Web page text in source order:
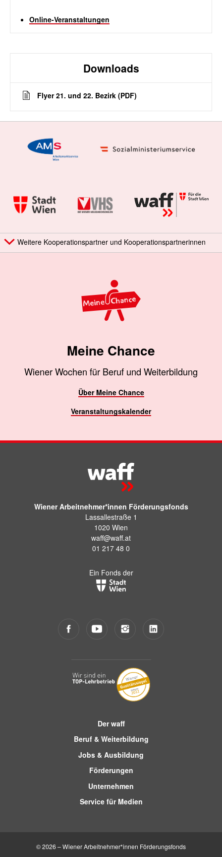
Online-Veranstaltungen
Downloads
Flyer 21. und 22. Bezirk (PDF)
Weitere Kooperationspartner und Kooperationspartnerinnen
Meine Chance
Wiener Wochen für Beruf und Weiterbildung
Über Meine Chance
Veranstaltungskalender
Wiener Arbeitnehmer*innen Förderungsfonds
Lassallestraße 1
1020 Wien
waff@waff.at
01 217 48 0
Ein Fonds der
Der waff
Beruf & Weiterbildung
Jobs & Ausbildung
Förderungen
Unternehmen
Service für Medien
© 2026 – Wiener Arbeitnehmer*innen Förderungsfonds